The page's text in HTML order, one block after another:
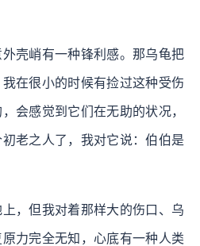
壳峭有一种锋利感。那乌龟把
在很小的时候有捡过这种受伤
会感觉到它们在无助的状况，
老之人了，我对它说：伯伯是
，但我对着那样大的伤口、乌
力完全无知，心底有一种人类